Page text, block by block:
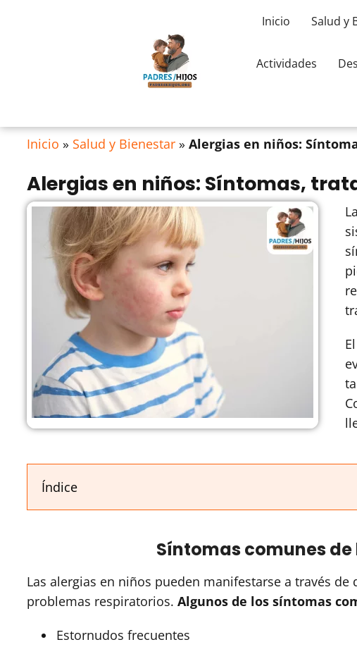
Inicio Salud y
Actividades
Inicio » Salud y Bienestar » Alergias en niños:
Alergias en niños: Síntomas,
Índice
Síntomas comunes
Las alergias en niños pueden manifestarse a través
problemas respiratorios. Algunos de los síntomas
Estornudos frecuentes